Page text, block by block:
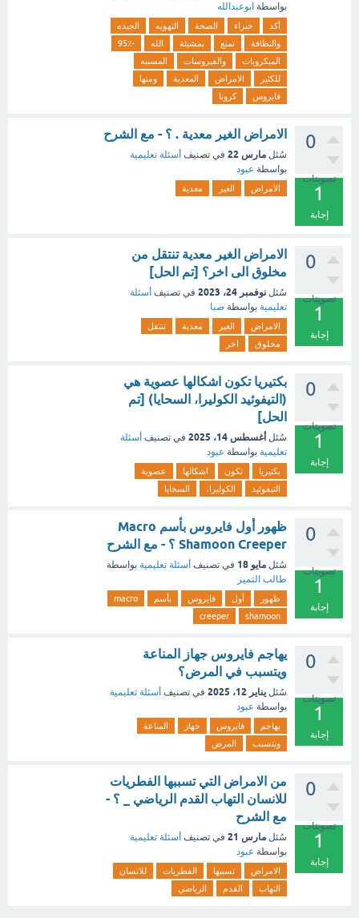
بواسطة ابوعبدالله
أكد خبراء الصحة التهويه
الجيده
والنظافة
تمنع بمشيئة الله
-95٪
الميكروبات
والفيروسات
المسببه
للكثير
الامراض المعدية
ومنها
فايروس
كرونا
0
تصويتات
1
إجابة
الامراض الغير معدية . ؟ - مع الشرح
سُئل مارس 22 في تصنيف أسئلة تعليمية
بواسطة عبود
الامراض الغير معدية
0
تصويتات
1
إجابة
الامراض الغير معدية تنتقل من
مخلوق الى اخر؟ [تم الحل]
سُئل نوفمبر 24، 2023 في تصنيف أسئلة
تعليمية بواسطة صبا
الامراض الغير معدية
تنتقل
مخلوق
اخر
0
تصويتات
1
إجابة
بكتيريا تكون اشكالها عصوية هي
(التيفوئيد الكوليرا، السحايا) [تم
الحل]
سُئل أغسطس 14، 2025 في تصنيف أسئلة
تعليمية بواسطة عبود
بكتيريا تكون اشكالها
عصوية
التيفوئيد
الكوليرا، السحايا
0
تصويتات
1
إجابة
ظهور أول فايروس بأسم Macro
Shamoon Creeper ؟ - مع الشرح
سُئل مايو 18 في تصنيف أسئلة تعليمية بواسطة
طالب التميز
ظهور أول فايروس بأسم
macro
shamoon
creeper
0
تصويتات
1
إجابة
يهاجم فايروس جهاز المناعة
ويتسبب في المرض؟
سُئل يناير 12، 2025 في تصنيف أسئلة تعليمية
بواسطة عبود
يهاجم فايروس جهاز
المناعة
ويتسبب
المرض
0
تصويتات
1
إجابة
من الامراض التي تسببها الفطريات
للانسان التهاب القدم الرياضي _ ؟ -
مع الشرح
سُئل مارس 21 في تصنيف أسئلة تعليمية
بواسطة عبود
الامراض تسببها الفطريات
للانسان
التهاب
القدم الرياضي